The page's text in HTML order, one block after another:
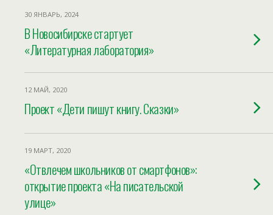
30 ЯНВАРЬ, 2024
В Новосибирске стартует
«Литературная лаборатория»
12 МАЙ, 2020
Проект «Дети пишут книгу. Сказки»
19 МАРТ, 2020
«Отвлечем школьников от смартфонов»:
открытие проекта «На писательской
улице»